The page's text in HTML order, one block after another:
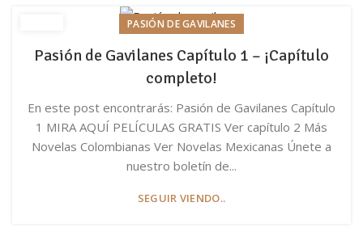
PASIÓN DE GAVILANES
Pasión de Gavilanes Capítulo 1 – ¡Capítulo
completo!
En este post encontrarás: Pasión de Gavilanes Capítulo
1 MIRA AQUÍ PELÍCULAS GRATIS Ver capítulo 2 Más
Novelas Colombianas Ver Novelas Mexicanas Únete a
nuestro boletín de...
SEGUIR VIENDO..